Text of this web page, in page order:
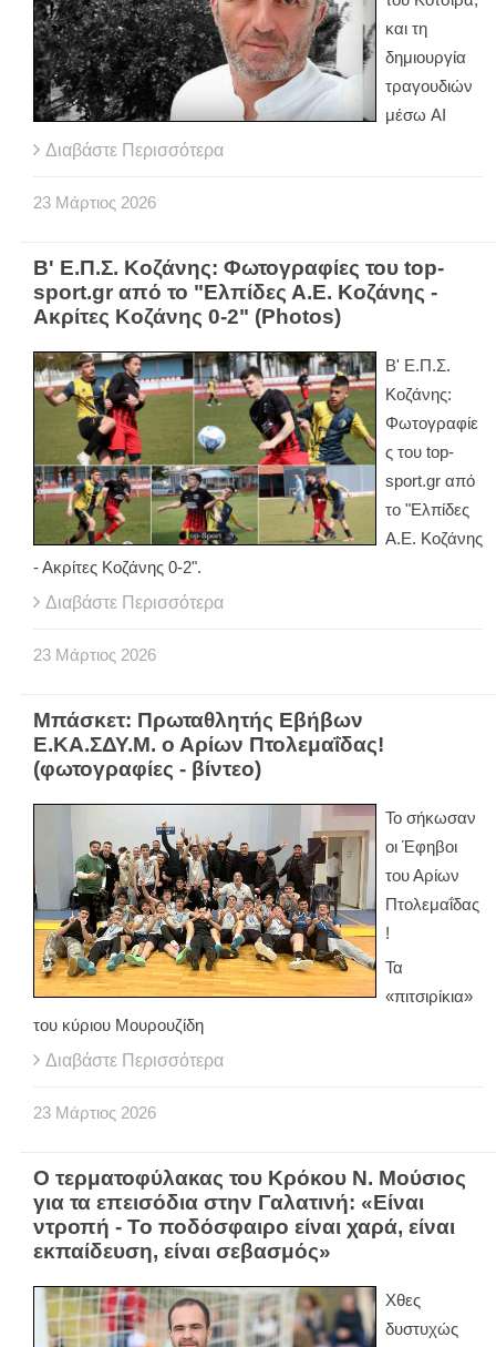
και τη
δημιουργία
τραγουδιών
μέσω AI
Διαβάστε Περισσότερα
23 Μάρτιος 2026
Β' Ε.Π.Σ. Κοζάνης: Φωτογραφίες του top-
sport.gr από το "Ελπίδες Α.Ε. Κοζάνης -
Ακρίτες Κοζάνης 0-2" (Photos)
Β' Ε.Π.Σ.
Κοζάνης:
Φωτογραφίε
ς του top-
sport.gr από
το "Ελπίδες
Α.Ε. Κοζάνης
- Ακρίτες Κοζάνης 0-2".
Διαβάστε Περισσότερα
23 Μάρτιος 2026
Μπάσκετ: Πρωταθλητής Εβήβων
Ε.ΚΑ.ΣΔΥ.Μ. ο Αρίων Πτολεμαΐδας!
(φωτογραφίες - βίντεο)
Το σήκωσαν
οι Έφηβοι
του Αρίων
Πτολεμαΐδας
!
Τα
«πιτσιρίκια»
του κύριου Μουρουζίδη
Διαβάστε Περισσότερα
23 Μάρτιος 2026
Ο τερματοφύλακας του Κρόκου Ν. Μούσιος
για τα επεισόδια στην Γαλατινή: «Είναι
ντροπή - Το ποδόσφαιρο είναι χαρά, είναι
εκπαίδευση, είναι σεβασμός»
Χθες
δυστυχώς